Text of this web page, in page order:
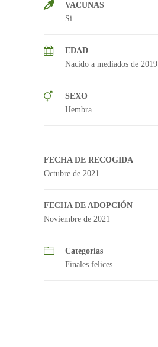
VACUNAS
Si
EDAD
Nacido a mediados de 2019
SEXO
Hembra
FECHA DE RECOGIDA
Octubre de 2021
FECHA DE ADOPCIÓN
Noviembre de 2021
Categorias
Finales felices